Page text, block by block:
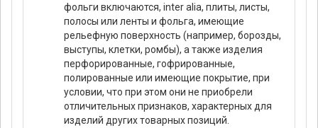
фольги включаются, inter alia, плиты, листы,
полосы или ленты и фольга, имеющие
рельефную поверхность (например, борозды,
выступы, клетки, ромбы), а также изделия
перфорированные, гофрированные,
полированные или имеющие покрытие, при
условии, что при этом они не приобрели
отличительных признаков, характерных для
изделий других товарных позиций.